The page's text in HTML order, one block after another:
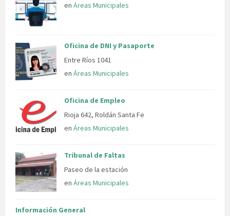
en Áreas Municipales
Oficina de DNI y Pasaporte
Entre Ríos 1041
en Áreas Municipales
Oficina de Empleo
Rioja 642, Roldán Santa Fe
en Áreas Municipales
Tribunal de Faltas
Paseo de la estación
en Áreas Municipales
Información General